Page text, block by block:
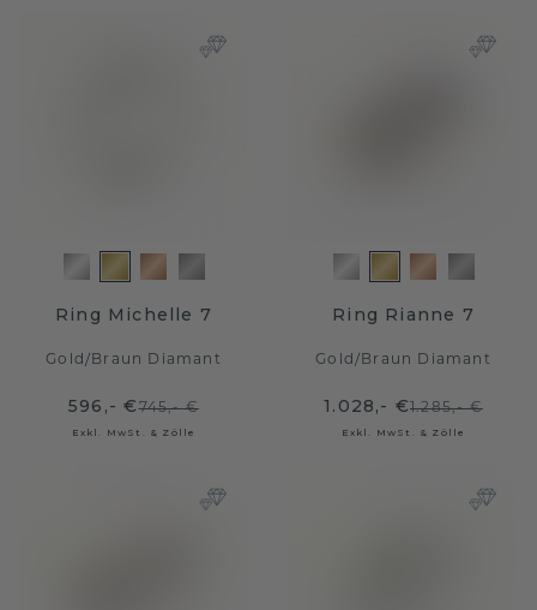
Ring Michelle 7
Gold / Braun Diamant
596,- €745,- €
Exkl. MwSt. & Zölle
Ring Rianne 7
Gold / Braun Diamant
1.028,- €1.285,- €
Exkl. MwSt. & Zölle